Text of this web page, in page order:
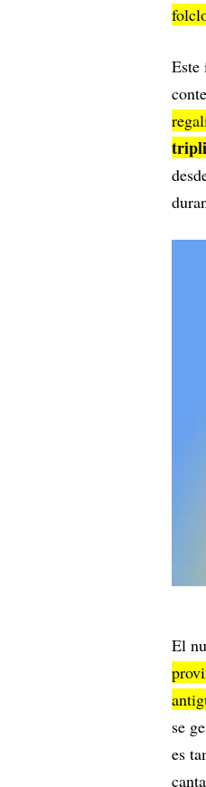
Este
El
se
es